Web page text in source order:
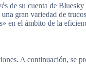
de su cuenta de Bluesky
gran variedad de
en el ámbito de la
A continuación, se